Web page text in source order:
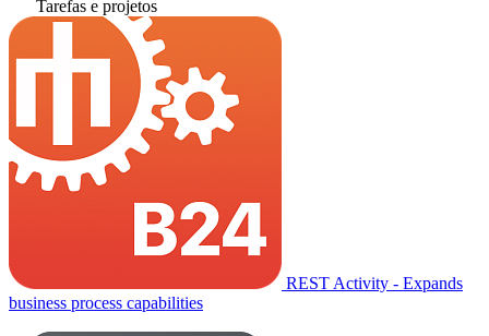
Tarefas e projetos
REST Activity - Expands
business process capabilities